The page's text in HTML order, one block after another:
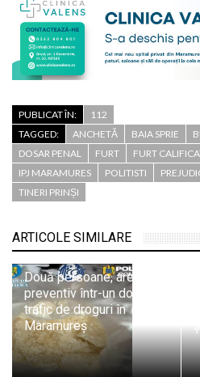
PUBLICAT ÎN:
112
TAGGED:
ANCHETĂ BAIA SPRIE
DOSAR PENAL
FURT FURT
IPJ MARAMURES
POLITISTI
TINERI PRINȘI
ARTICOLE SIMILARE
Două persoane, arestate
preventiv într-un dosar de
trafic de droguri în
Maramureș